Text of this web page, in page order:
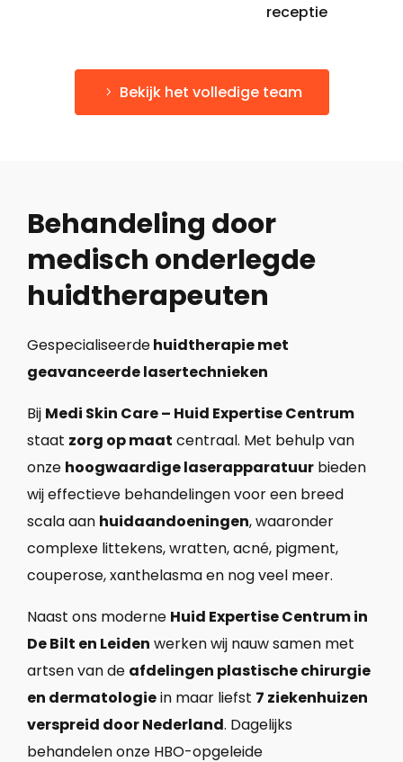
receptie
Bekijk het volledige team
Behandeling door
medisch onderlegde
huidtherapeuten
Gespecialiseerdehuidtherapie met
geavanceerde lasertechnieken
Bij Medi Skin Care – Huid Expertise Centrum
staat zorg op maat centraal. Met behulp van
onze hoogwaardige laserapparatuur bieden
wij effectieve behandelingen voor een breed
scala aan huidaandoeningen, waaronder
complexe littekens, wratten, acné, pigment,
couperose, xanthelasma en nog veel meer.
Naast ons moderne Huid Expertise Centrum in
De Bilt en Leiden werken wij nauw samen met
artsen van de afdelingen plastische chirurgie
en dermatologiein maar liefst 7 ziekenhuizen
verspreid door Nederland. Dagelijks
behandelen onze HBO-opgeleide